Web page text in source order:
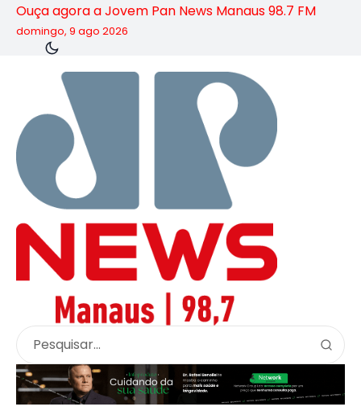
Ouça agora a Jovem Pan News Manaus 98.7 FM
domingo, 9 ago 2026